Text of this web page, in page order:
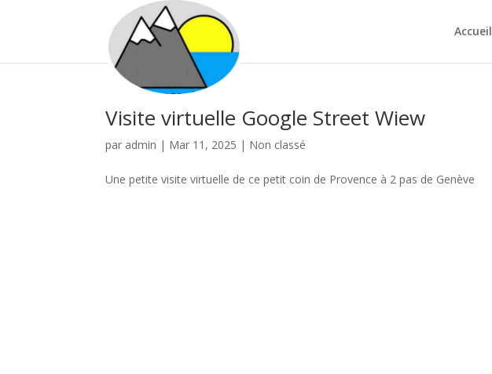
Accueil
Visite virtuelle Google Street Wiew
par admin | Mar 11, 2025 | Non classé
Une petite visite virtuelle de ce petit coin de Provence à 2 pas de Genève